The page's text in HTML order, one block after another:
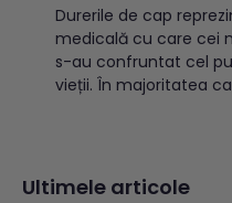
Durerile de cap
medicală cu care cei
s-au confruntat cel
vieții. În majoritatea
Ultimele articole